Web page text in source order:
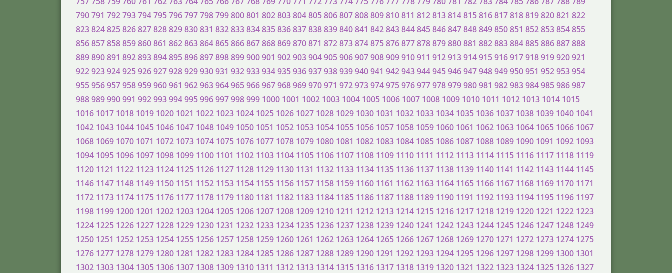
790791 792793794795796797798799800801 802803804805806807808809810811 812813814815816817818819820821 822
823824825826827828829830831 832833834835836837838839840841 842843844845846847848849850851 852853854855
856857858859860861 862863864865866867868869870871 872873874875876877878879880881 882883884885886887888
889890891 892893894895896897898899900901 902903904905906907908909910911 912913914915916917918919920921
922923924925926927928929930931 932933934935936937938939940941 942943944945946947948949950951 952953954
955956957958959960961 962963964965966967968969970971 972973974975976977978979980981 982983984985986987
988989990991 992993994995996997998999 1000 1001 1002 1003 1004 1005 1006 1007 1008 1009 1010 1011 1012 1013 1014 1015
1016 1017 1018 1019 1020 1021 1022 1023 1024 1025 1026 1027 1028 1029 1030 1031 1032 1033 1034 1035 1036 1037 1038 1039 1040 1041
1042 1043 1044 1045 1046 1047 1048 1049 1050 1051 1052 1053 1054 1055 1056 1057 1058 1059 1060 1061 1062 1063 1064 1065 1066 1067
1068 1069 1070 1071 1072 1073 1074 1075 1076 1077 1078 1079 1080 1081 1082 1083 1084 1085 1086 1087 1088 1089 1090 1091 1092 1093
1094 1095 1096 1097 1098 1099 1100 1101 1102 1103 1104 1105 1106 1107 1108 1109 1110 1111 1112 1113 1114 1115 1116 1117 1118 1119
1120 1121 1122 1123 1124 1125 1126 1127 1128 1129 1130 1131 1132 1133 1134 1135 1136 1137 1138 1139 1140 1141 1142 1143 1144 1145
1146 1147 1148 1149 1150 1151 1152 1153 1154 1155 1156 1157 1158 1159 1160 1161 1162 1163 1164 1165 1166 1167 1168 1169 1170 1171
1172 1173 1174 1175 1176 1177 1178 1179 1180 1181 1182 1183 1184 1185 1186 1187 1188 1189 1190 1191 1192 1193 1194 1195 1196 1197
1198 1199 1200 1201 1202 1203 1204 1205 1206 1207 1208 1209 1210 1211 1212 1213 1214 1215 1216 1217 1218 1219 1220 1221 1222 1223
1224 1225 1226 1227 1228 1229 1230 1231 1232 1233 1234 1235 1236 1237 1238 1239 1240 1241 1242 1243 1244 1245 1246 1247 1248 1249
1250 1251 1252 1253 1254 1255 1256 1257 1258 1259 1260 1261 1262 1263 1264 1265 1266 1267 1268 1269 1270 1271 1272 1273 1274 1275
1276 1277 1278 1279 1280 1281 1282 1283 1284 1285 1286 1287 1288 1289 1290 1291 1292 1293 1294 1295 1296 1297 1298 1299 1300 1301
1302 1303 1304 1305 1306 1307 1308 1309 1310 1311 1312 1313 1314 1315 1316 1317 1318 1319 1320 1321 1322 1323 1324 1325 1326 1327